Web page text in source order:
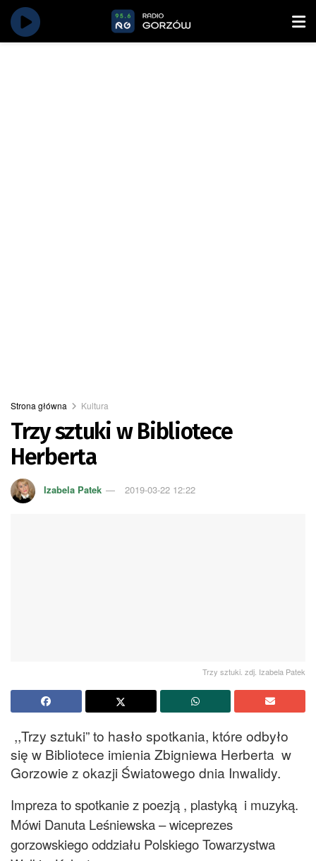
Strona główna Kultura
Trzy sztuki w Bibliotece
Herberta
Izabela Patek 2019-03-22 12:22
Trzy sztuki. zdj. Izabela Patek
,,Trzy sztuki” to hasło spotkania, które odbyło
się w Bibliotece imienia Zbigniewa Herberta w
Gorzowie z okazji Światowego dnia Inwalidy.
Impreza to spotkanie z poezją , plastyką i muzyką.
Mówi Danuta Leśniewska – wiceprezes
gorzowskiego oddziału Polskiego Towarzystwa